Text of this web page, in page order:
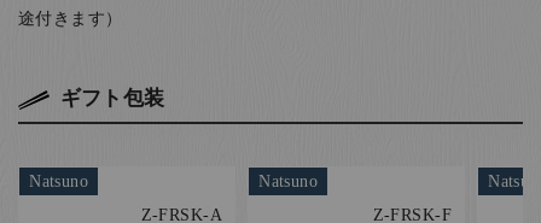
途付きます）
ギフト包装
Natsuno
Z-FRSK-A
Natsuno
Z-FRSK-F